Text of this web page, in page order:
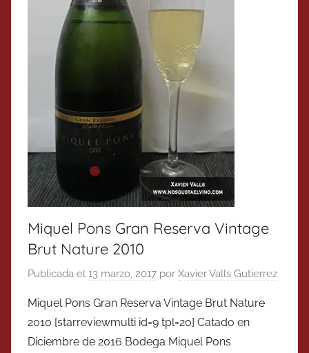
Miquel Pons Gran Reserva Vintage
Brut Nature 2010
Publicada el 13 marzo, 2017 por Xavier Valls Gutierrez
Miquel Pons Gran Reserva Vintage Brut Nature
2010 [starreviewmulti id=9 tpl=20] Catado en
Diciembre de 2016 Bodega Miquel Pons